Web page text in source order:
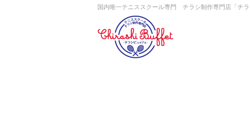
国内唯一テニススクール専門 チラシ制作専門店「チラ